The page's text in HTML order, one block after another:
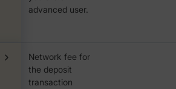
advanced user.
Network fee for
the deposit
transaction